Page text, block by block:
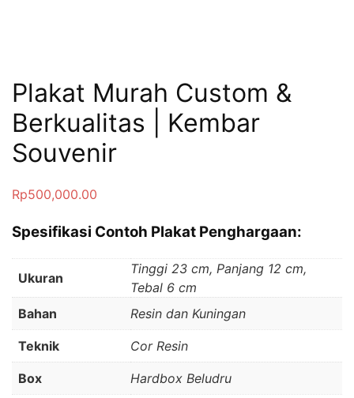
Plakat Murah Custom &
Berkualitas | Kembar
Souvenir
Rp500,000.00
Spesifikasi Contoh Plakat Penghargaan:
Ukuran
Tinggi 23 cm, Panjang 12 cm,
Tebal 6 cm
Bahan
Resin dan Kuningan
Teknik Cor Resin
Box Hardbox Beludru